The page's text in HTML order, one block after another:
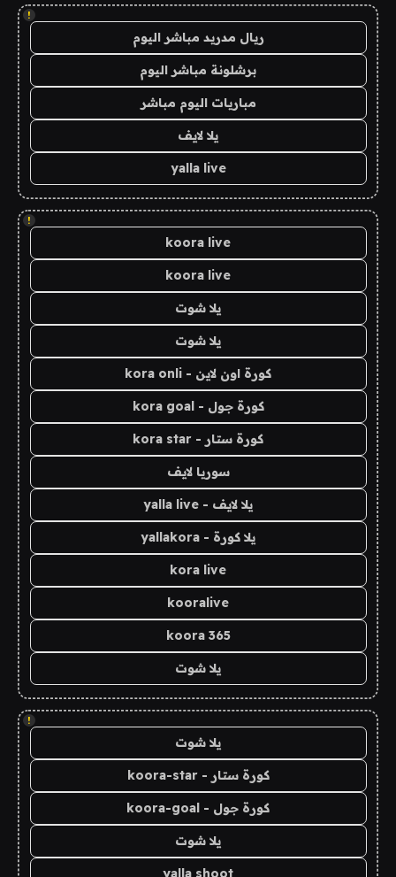
!
ريال مدريد مباشر اليوم
برشلونة مباشر اليوم
مباريات اليوم مباشر
يلا لايف
yalla live
!
koora live
koora live
يلا شوت
يلا شوت
كورة اون لاين - kora onli
كورة جول - kora goal
كورة ستار - kora star
سوريا لايف
يلا لايف - yalla live
يلا كورة - yallakora
kora live
kooralive
koora 365
يلا شوت
!
يلا شوت
كورة ستار - koora-star
كورة جول - koora-goal
يلا شوت
yalla shoot